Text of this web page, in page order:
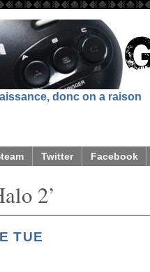
donc on a raison
Twitter Facebook
2’
TUE